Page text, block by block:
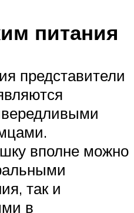
питания
представители
вполне можно
так и
в